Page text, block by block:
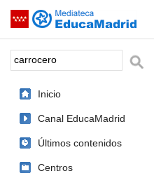
Saltar navegación
Palabra o frase:
Inicio
Canal EducaMadrid
Últimos contenidos
Centros